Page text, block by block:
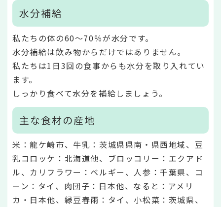
水分補給
私たちの体の60～70％が水分です。
水分補給は飲み物からだけではありません。
私たちは1日3回の食事からも水分を取り入れてい
ます。
しっかり食べて水分を補給しましょう。
主な食材の産地
米：龍ケ崎市、牛乳：茨城県県南・県西地域、豆
乳コロッケ：北海道他、ブロッコリー：エクアド
ル、カリフラワー：ベルギー、人参：千葉県、コ
ーン：タイ、肉団子：日本他、なると：アメリ
カ・日本他、緑豆春雨：タイ、小松菜：茨城県、